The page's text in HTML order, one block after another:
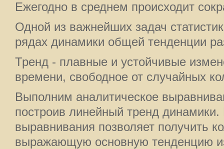
Ежегодно в среднем происходит
Одной из важнейших задач
рядах динамики общей тенденции
Тренд - плавные и устойчивые
времени, свободное от случайных
Выполним аналитическое
построив линейный тренд динамики.
выравнивания позволяет получить
выражающую основную тенденцию